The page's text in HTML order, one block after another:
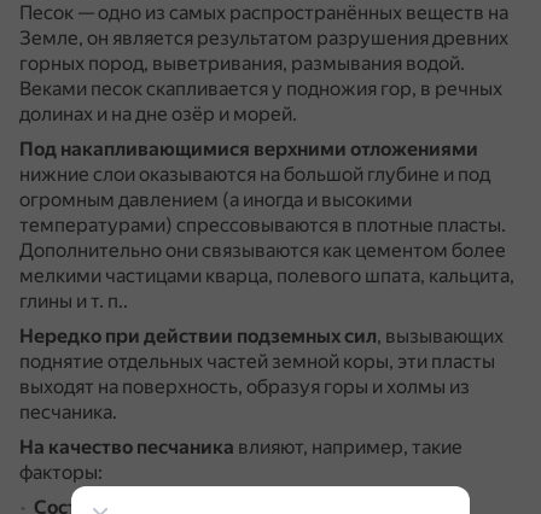
Песок — одно из самых распространённых веществ на
Земле, он является результатом разрушения древних
горных пород, выветривания, размывания водой.
Веками песок скапливается у подножия гор, в речных
долинах и на дне озёр и морей.
Под накапливающимися верхними отложениями
нижние слои оказываются на большой глубине и под
огромным давлением (а иногда и высокими
температурами) спрессовываются в плотные пласты.
Дополнительно они связываются как цементом более
мелкими частицами кварца, полевого шпата, кальцита,
глины и т. п..
Нередко при действии подземных сил, вызывающих
поднятие отдельных частей земной коры, эти пласты
выходят на поверхность, образуя горы и холмы из
песчаника.
На качество песчаника влияют, например, такие
факторы:
Состав цемента